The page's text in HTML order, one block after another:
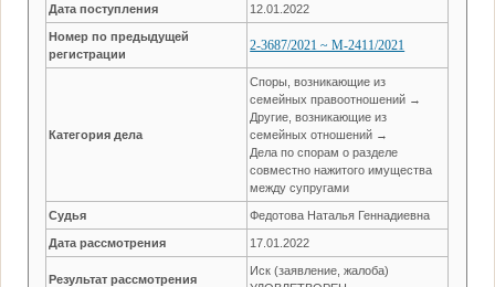
Дата поступления 12.01.2022
Номер по предыдущей
регистрации
2-3687/2021 ~ М-2411/2021
Категория дела
Споры, возникающие из
семейных правоотношений →
Другие, возникающие из
семейных отношений →
Дела по спорам о разделе
совместно нажитого имущества
между супругами
Судья Федотова Наталья Геннадиевна
Дата рассмотрения 17.01.2022
Результат рассмотрения
Иск (заявление, жалоба)